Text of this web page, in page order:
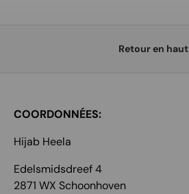
Retour en haut
COORDONNÉES:
Hijab Heela
Edelsmidsdreef 4
2871 WX Schoonhoven